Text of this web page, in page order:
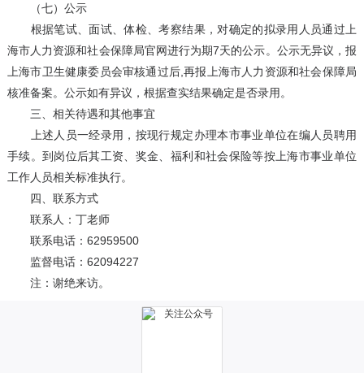
（七）公示
根据笔试、面试、体检、考察结果，对确定的拟录用人员通过上
海市人力资源和社会保障局官网进行为期7天的公示。公示无异议，报
上海市卫生健康委员会审核通过后,再报上海市人力资源和社会保障局
核准备案。公示如有异议，根据查实结果确定是否录用。
三、相关待遇和其他事宜
上述人员一经录用，按现行规定办理本市事业单位在编人员聘用
手续。到岗位后其工资、奖金、福利和社会保险等按上海市事业单位
工作人员相关标准执行。
四、联系方式
联系人：丁老师
联系电话：62959500
监督电话：62094227
注：谢绝来访。